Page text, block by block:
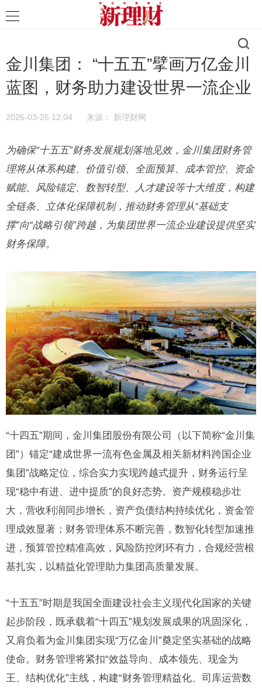
金川集团： “十五五”擘画万亿金川
蓝图，财务助力建设世界一流企业
2026-03-26 12:04 来源： 新理财网
为确保“十五五”财务发展规划落地见效，金川集团财务管
理将从体系构建、价值引领、全面预算、成本管控、资金
赋能、风险锚定、数智转型、人才建设等十大维度，构建
全链条、立体化保障机制，推动财务管理从“基础支
撑”向“战略引领”跨越，为集团世界一流企业建设提供坚实
财务保障。
“十四五”期间，金川集团股份有限公司（以下简称“金川集
团”）锚定“建成世界一流有色金属及相关新材料跨国企业
集团”战略定位，综合实力实现跨越式提升，财务运行呈
现“稳中有进、进中提质”的良好态势。资产规模稳步壮
大，营收利润同步增长，资产负债结构持续优化，资金管
理成效显著；财务管理体系不断完善，数智化转型加速推
进，预算管控精准高效，风险防控闭环有力，合规经营根
基扎实，以精益化管理助力集团高质量发展。
“十五五”时期是我国全面建设社会主义现代化国家的关键
起步阶段，既承载着“十四五”规划发展成果的巩固深化，
又肩负着为金川集团实现“万亿金川”奠定坚实基础的战略
使命。财务管理将紧扣“效益导向、成本领先、现金为
王、结构优化”主线，构建“财务管理精益化、司库运营数